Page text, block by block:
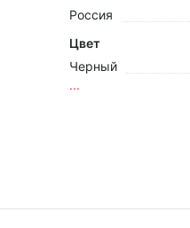
Россия
Цвет
Черный
...